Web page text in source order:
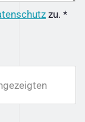
zu. *